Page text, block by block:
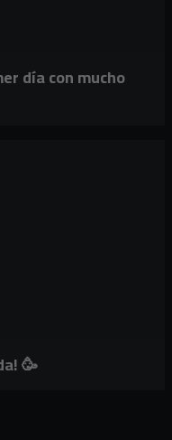
día con mucho
🥳